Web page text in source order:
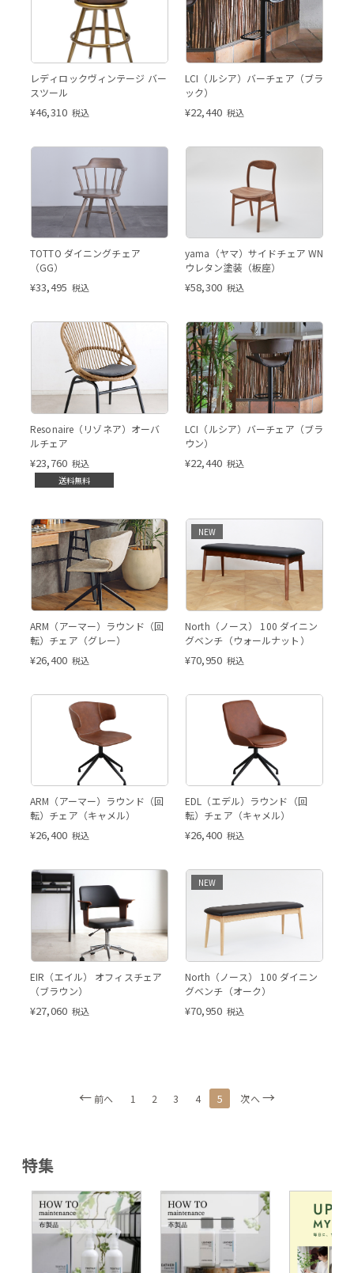
レディロックヴィンテージ バー
スツール
¥46,310 税込
LCI（ルシア）バーチェア（ブラ
ック）
¥22,440 税込
TOTTO ダイニングチェア
（GG）
¥33,495 税込
yama（ヤマ）サイドチェア WN
ウレタン塗装（板座）
¥58,300 税込
Resonaire（リゾネア）オーバ
ルチェア
¥23,760 税込
送料無料
LCI（ルシア）バーチェア（ブラ
ウン）
¥22,440 税込
グレー
ARM（アーマー）ラウンド（回
転）チェア（グレー）
¥26,400 税込
ォールナット）
NEW
North（ノース） 100 ダイニン
グベンチ（ウォールナット）
¥70,950 税込
キャメル
ARM（アーマー）ラウンド（回
転）チェア（キャメル）
¥26,400 税込
EDL（エデル）ラウンド（回
転）チェア（キャメル）
¥26,400 税込
ブラウン
EIR（エイル） オフィスチェア
（ブラウン）
¥27,060 税込
ーク）
NEW
North（ノース） 100 ダイニン
グベンチ（オーク）
¥70,950 税込
前へ 1 2 3 4 5 次へ
特集